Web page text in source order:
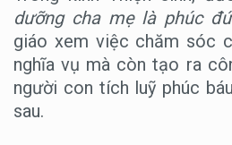
dưỡng cha mẹ là phúc
giáo xem việc chăm sóc
nghĩa vụ mà còn tạo ra
người con tích luỹ phúc
sau.